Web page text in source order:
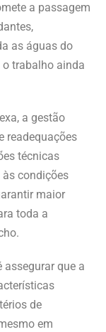
a passagem
as águas do
trabalho ainda
a gestão
readequações
técnicas
condições
maior
toda a
assegurar que a
de
em